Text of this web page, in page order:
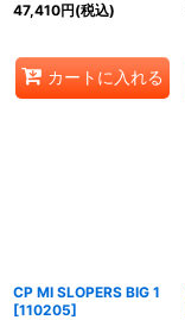
47,410円(税込)
カートに入れる
CP MI SLOPERS BIG 1
[110205]